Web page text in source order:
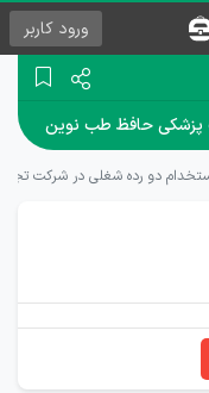
ورود کاربر
پزشکی حافظ طب نوین
دو رده شغلی در شرکت